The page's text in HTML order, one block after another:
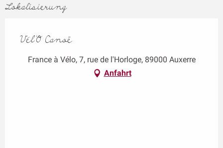
Lokalisierung
Vél'O Canoë
France à Vélo, 7, rue de l'Horloge, 89000 Auxerre
Anfahrt